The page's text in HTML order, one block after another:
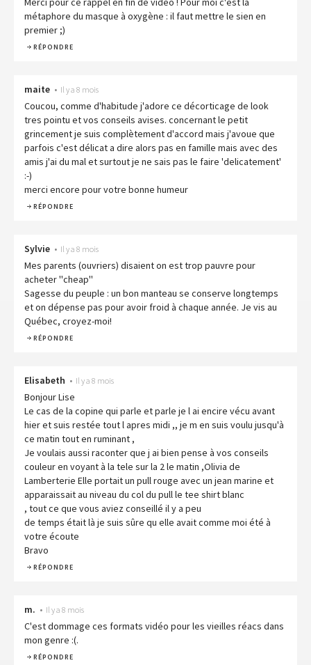
métaphore du masque à oxygène : il faut mettre le sien en
premier ;)
RÉPONDRE
maite • Il y a 8 mois
Coucou, comme d'habitude j'adore ce décorticage de look
tres pointu et vos conseils avises. concernant le petit
grincement je suis complètement d'accord mais j'avoue que
parfois c'est délicat a dire alors pas en famille mais avec des
amis j'ai du mal et surtout je ne sais pas le faire 'delicatement'
:-)
merci encore pour votre bonne humeur
RÉPONDRE
Sylvie • Il y a 8 mois
Mes parents (ouvriers) disaient on est trop pauvre pour
acheter ''cheap''
Sagesse du peuple : un bon manteau se conserve longtemps
et on dépense pas pour avoir froid à chaque année. Je vis au
Québec, croyez-moi!
RÉPONDRE
Elisabeth • Il y a 8 mois
Bonjour Lise
Le cas de la copine qui parle et parle je l ai encire vécu avant
hier et suis restée tout l apres midi ,, je m en suis voulu jusqu'à
ce matin tout en ruminant ,
Je voulais aussi raconter que j ai bien pense à vos conseils
couleur en voyant à la tele sur la 2 le matin ,Olivia de
Lamberterie Elle portait un pull rouge avec un jean marine et
apparaissait au niveau du col du pull le tee shirt blanc
, tout ce que vous aviez conseillé il y a peu
de temps était là je suis sûre qu elle avait comme moi été à
votre écoute
Bravo
RÉPONDRE
m. • Il y a 8 mois
C'est dommage ces formats vidéo pour les vieilles réacs dans
mon genre :(.
RÉPONDRE